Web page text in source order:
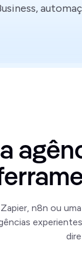
Zapier, n8n ou